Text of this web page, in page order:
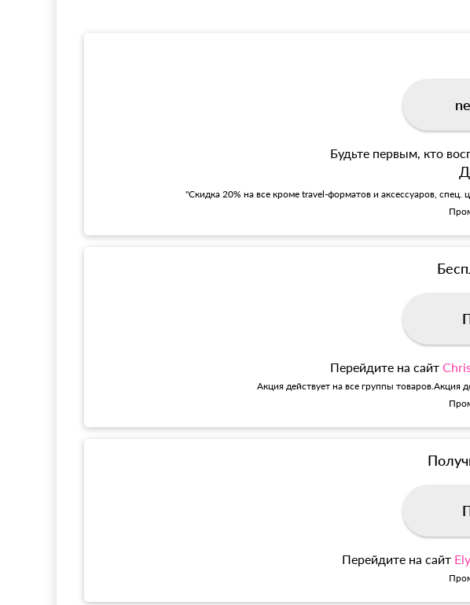
Будьте первым, кто
"Скидка 20% на все кроме travel-форматов и аксессуаров,
Перейдите на сайт
Акция действует на все группы товаров.Акция
Перейдите на сайт